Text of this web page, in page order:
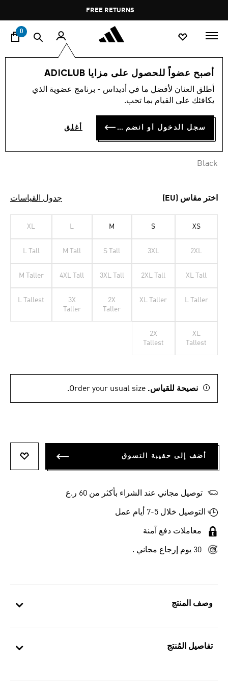
Pause
promotion
rotation
FREE RETURNS
0
أصبح عضواً للحصول على مزايا ADICLUB
أطلق العنان لأفضل ما في أديداس - برنامج عضوية الذي
يكافئك على القيام بما تحب.
سجل الدخول أو انضم الآن أغلق
وصف المنتج
تفاصيل المُنتج
الرجال ملابس
كنزة بسحّاب كامل TIRO 25
OMR 34.50
Black
اختر مقاس (EU) جدول القياسات
XS
S
M
L
XL
2XL
3XL
S Tall
M Tall
L Tall
XL Tall
2XL Tall
3XL Tall
4XL Tall
M Taller
L Taller
XL Taller
2X
Taller
3X
Taller
L Tallest
XL
Tallest
2X
Tallest
نصيحة للقياس. Order your usual size.
أضف إلى حقيبة التسوق
توصيل مجاني عند الشراء بأكثر من 60 ر.ع
التوصيل خلال 5-7 أيام عمل
معاملات دفع آمنة